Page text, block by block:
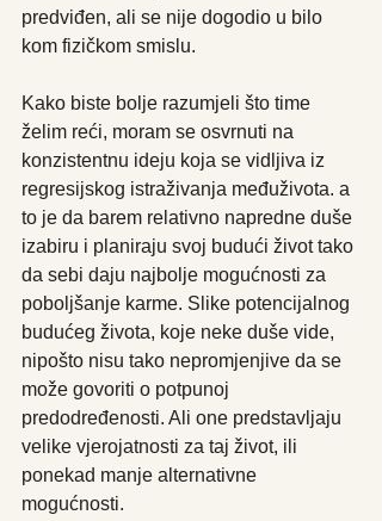
predviđen, ali se nije dogodio u bilo
kom fizičkom smislu.
Kako biste bolje razumjeli što time
želim reći, moram se osvrnuti na
konzistentnu ideju koja se vidljiva iz
regresijskog istraživanja međuživota. a
to je da barem relativno napredne duše
izabiru i planiraju svoj budući život tako
da sebi daju najbolje mogućnosti za
poboljšanje karme. Slike potencijalnog
budućeg života, koje neke duše vide,
nipošto nisu tako nepromjenjive da se
može govoriti o potpunoj
predodređenosti. Ali one predstavljaju
velike vjerojatnosti za taj život, ili
ponekad manje alternativne
mogućnosti.